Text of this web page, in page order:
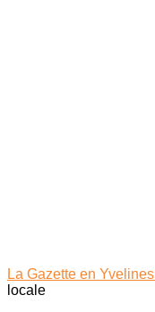
La Gazette en Yvelines
locale